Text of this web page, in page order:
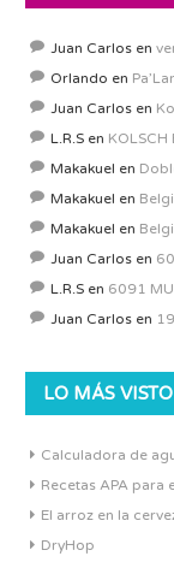
Juan Carlos en
Orlando en
Juan Carlos en
L.R.S en KOLSCH
Makakuel en
Makakuel en
Makakuel en
Juan Carlos en
L.R.S en 6091
Juan Carlos en
LO MÁS VISTO
Calculadora de
Recetas APA para
El arroz en la
DryHop